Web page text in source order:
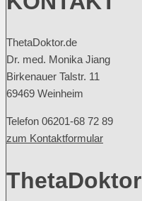
ThetaDoktor.de
Dr. med. Monika Jiang
Birkenauer Talstr. 11
69469 Weinheim
Telefon 06201-68 72 89
zum Kontaktformular
ThetaDoktor